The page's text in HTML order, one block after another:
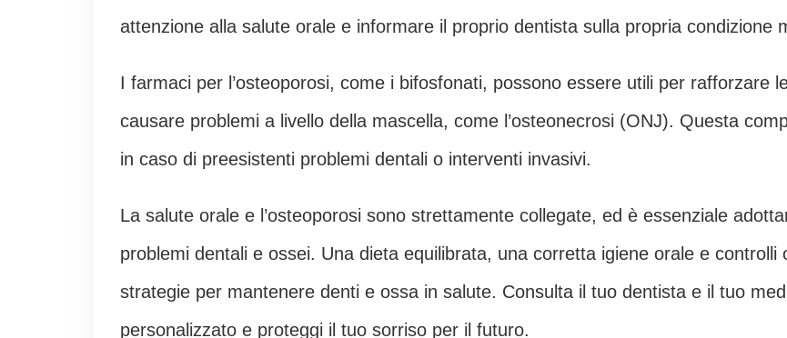
attenzione alla salute orale e informare il proprio dentista sulla propria condizione
I farmaci per l’osteoporosi, come i bifosfonati, possono essere utili per rafforzare
causare problemi a livello della mascella, come l’osteonecrosi (ONJ). Questa
in caso di preesistenti problemi dentali o interventi invasivi.
La salute orale e l’osteoporosi sono strettamente collegate, ed è essenziale
problemi dentali e ossei. Una dieta equilibrata, una corretta igiene orale e controlli
strategie per mantenere denti e ossa in salute. Consulta il tuo dentista e il tuo
personalizzato e proteggi il tuo sorriso per il futuro.